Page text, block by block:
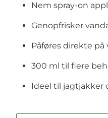
Nem spray-on
Genopfrisker
Påføres direkte på
300 ml til flere
Ideel til